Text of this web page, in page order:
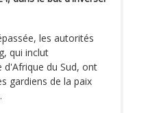
les autorités
qui inclut
d'Afrique du Sud, ont
gardiens de la paix